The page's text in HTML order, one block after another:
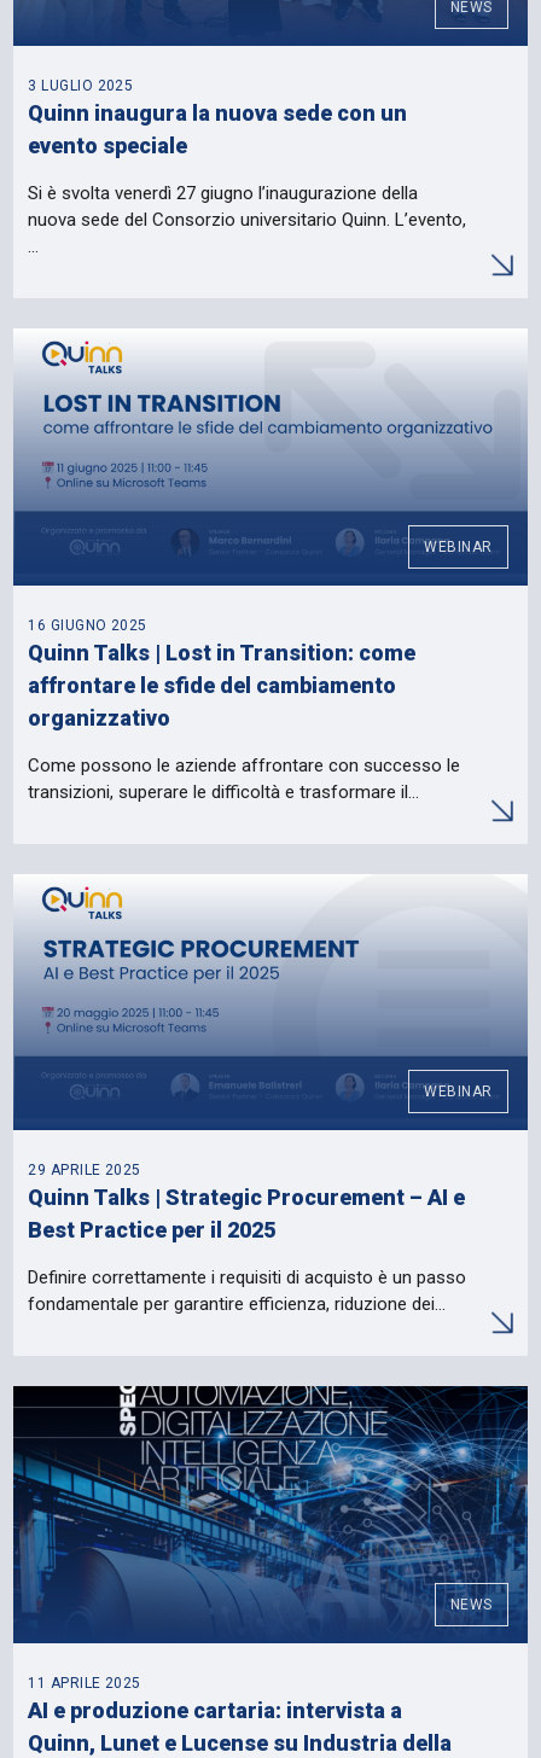
NEWS
3 LUGLIO 2025
Quinn inaugura la nuova sede con un
evento speciale
Si è svolta venerdì 27 giugno l’inaugurazione della
nuova sede del Consorzio universitario Quinn. L’evento,
…
WEBINAR
16 GIUGNO 2025
Quinn Talks | Lost in Transition: come
affrontare le sfide del cambiamento
organizzativo
Come possono le aziende affrontare con successo le
transizioni, superare le difficoltà e trasformare il…
WEBINAR
29 APRILE 2025
Quinn Talks | Strategic Procurement – AI e
Best Practice per il 2025
Definire correttamente i requisiti di acquisto è un passo
fondamentale per garantire efficienza, riduzione dei…
NEWS
11 APRILE 2025
AI e produzione cartaria: intervista a
Quinn, Lunet e Lucense su Industria della